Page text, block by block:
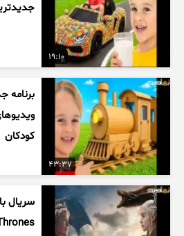
19:10
43:37
برنامه
کودکان